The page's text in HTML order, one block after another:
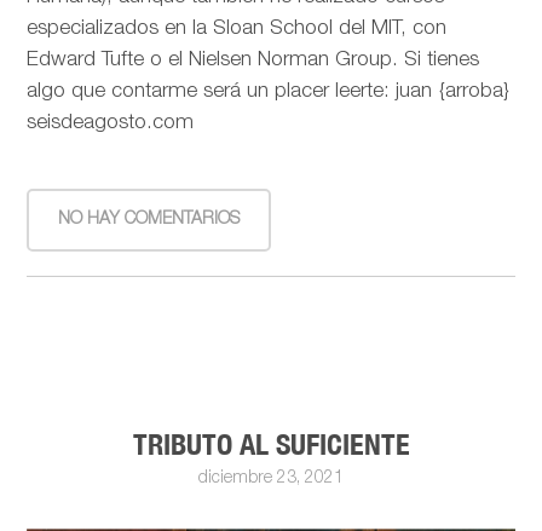
especializados en la Sloan School del MIT, con
Edward Tufte o el Nielsen Norman Group. Si tienes
algo que contarme será un placer leerte: juan {arroba}
seisdeagosto.com
NO HAY COMENTARIOS
TRIBUTO AL SUFICIENTE
diciembre 23, 2021